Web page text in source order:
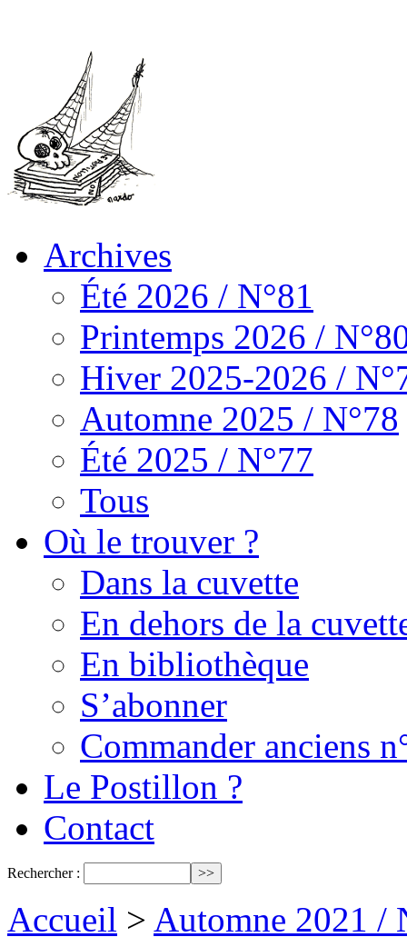
Archives
Été 2026 / N°81
Printemps 2026 /
Hiver 2025-2026 /
Automne 2025 / N°78
Été 2025 / N°77
Tous
Où le trouver ?
Dans la cuvette
En dehors de la
En bibliothèque
S’abonner
Commander anciens
Le Postillon ?
Contact
Rechercher :
Accueil > Automne 2021 /